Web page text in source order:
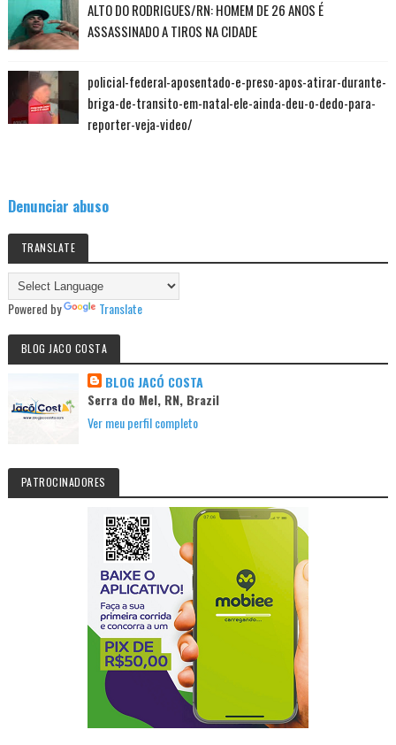
ALTO DO RODRIGUES/RN: HOMEM DE 26 ANOS É
ASSASSINADO A TIROS NA CIDADE
policial-federal-aposentado-e-preso-apos-atirar-durante-
briga-de-transito-em-natal-ele-ainda-deu-o-dedo-para-
reporter-veja-video/
Denunciar abuso
TRANSLATE
Powered by Translate
BLOG JACO COSTA
BLOG JACÓ COSTA
Serra do Mel, RN, Brazil
Ver meu perfil completo
PATROCINADORES